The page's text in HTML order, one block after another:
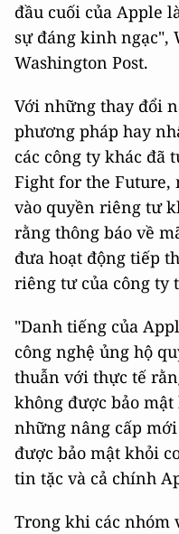
đầu cuối của Apple
sự đáng kinh ngạc",
Washington Post.
Với những thay đổi
phương pháp hay
các công ty khác đã
Fight for the Future,
vào quyền riêng tư
rằng thông báo về
đưa hoạt động tiếp
riêng tư của công ty
"Danh tiếng của
công nghệ ủng hộ
thuẫn với thực tế
không được bảo
những nâng cấp
được bảo mật khỏi
tin tặc và cả chính
Trong khi các nhóm